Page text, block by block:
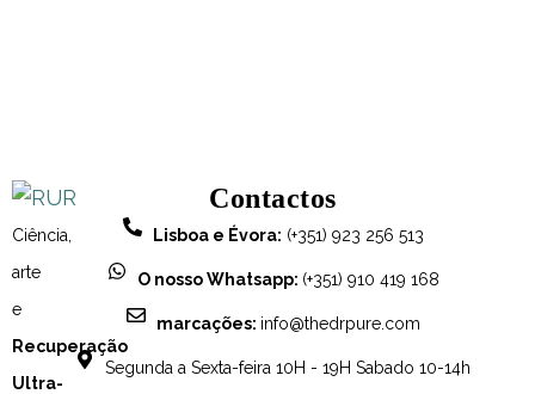
Ciência,
arte
e
Recuperação
Ultra-
Contactos
Lisboa e Évora: (+351) 923 256 513
O nosso Whatsapp: (+351) 910 419 168
marcações: info@thedrpure.com
Segunda a Sexta-feira 10H - 19H Sabado 10-14h